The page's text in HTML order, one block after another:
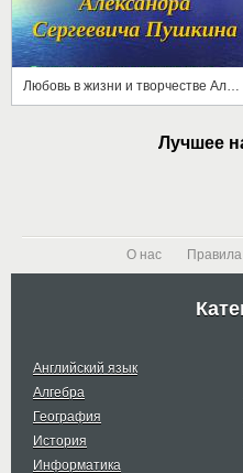
Лучшее
О нас Правила
Английский язык
Алгебра
География
История
Информатика